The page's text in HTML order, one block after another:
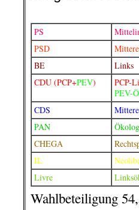
PS
PSD
BE
Links
CDU (PCP+PEV)
PCP-
PEV-
CDS
PAN
CHEGA
IL
Livre
Wahlbeteiligung